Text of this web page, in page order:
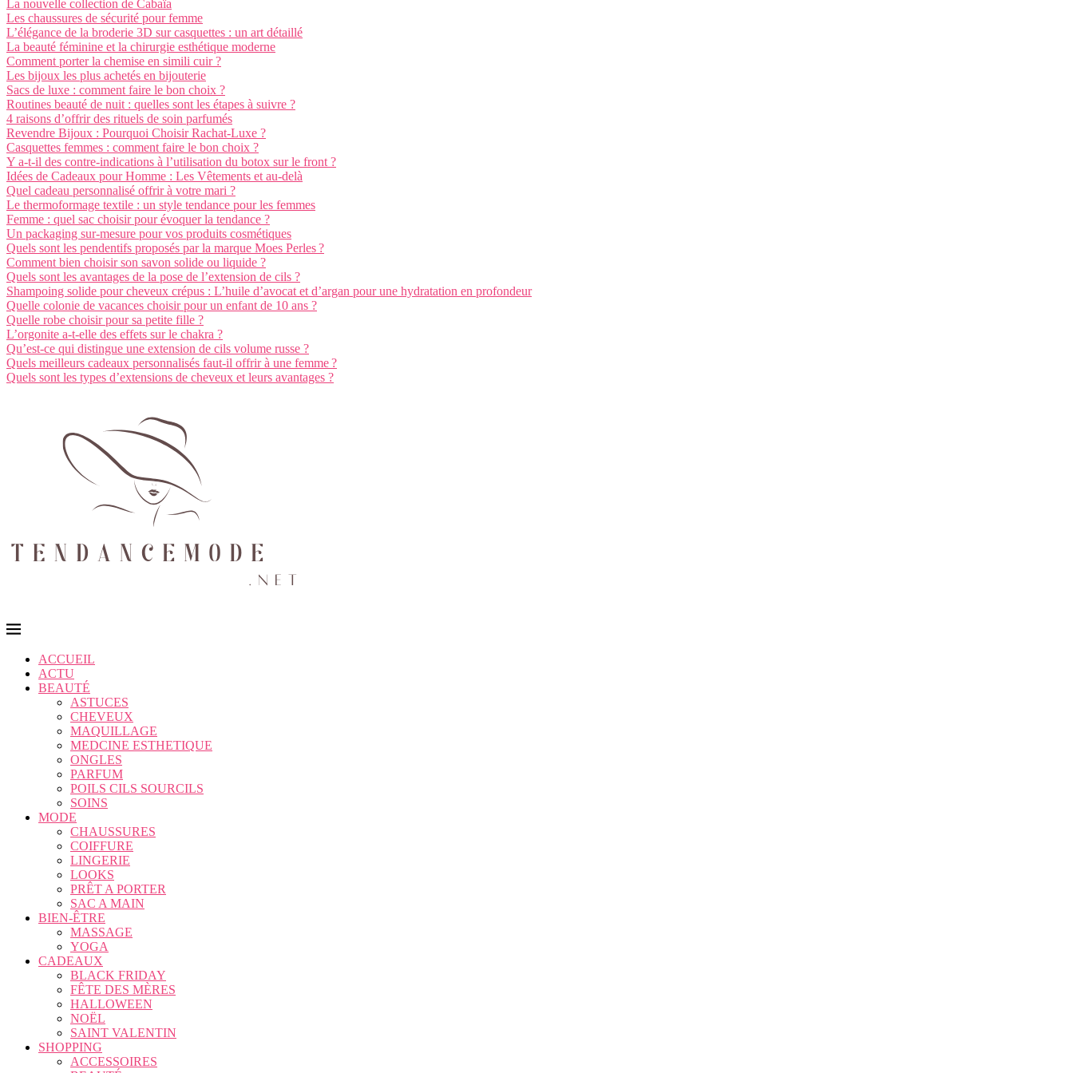
La nouvelle collection de Cabaïa
Les chaussures de sécurité pour femme
L’élégance de la broderie 3D sur casquettes : un art détaillé
La beauté féminine et la chirurgie esthétique moderne
Comment porter la chemise en simili cuir ?
Les bijoux les plus achetés en bijouterie
Sacs de luxe : comment faire le bon choix ?
Routines beauté de nuit : quelles sont les étapes à suivre ?
4 raisons d’offrir des rituels de soin parfumés
Revendre Bijoux : Pourquoi Choisir Rachat-Luxe ?
Casquettes femmes : comment faire le bon choix ?
Y a-t-il des contre-indications à l’utilisation du botox sur le front ?
Idées de Cadeaux pour Homme : Les Vêtements et au-delà
Quel cadeau personnalisé offrir à votre mari ?
Le thermoformage textile : un style tendance pour les femmes
Femme : quel sac choisir pour évoquer la tendance ?
Un packaging sur-mesure pour vos produits cosmétiques
Quels sont les pendentifs proposés par la marque Moes Perles ?
Comment bien choisir son savon solide ou liquide ?
Quels sont les avantages de la pose de l’extension de cils ?
Shampoing solide pour cheveux crépus : L’huile d’avocat et d’argan pour une hydratation en profondeur
Quelle colonie de vacances choisir pour un enfant de 10 ans ?
Quelle robe choisir pour sa petite fille ?
L’orgonite a-t-elle des effets sur le chakra ?
Qu’est-ce qui distingue une extension de cils volume russe ?
Quels meilleurs cadeaux personnalisés faut-il offrir à une femme ?
Quels sont les types d’extensions de cheveux et leurs avantages ?
ACCUEIL
ACTU
BEAUTÉ
ASTUCES
CHEVEUX
MAQUILLAGE
MEDCINE ESTHETIQUE
ONGLES
PARFUM
POILS CILS SOURCILS
SOINS
MODE
CHAUSSURES
COIFFURE
LINGERIE
LOOKS
PRÊT A PORTER
SAC A MAIN
BIEN-ÊTRE
MASSAGE
YOGA
CADEAUX
BLACK FRIDAY
FÊTE DES MÈRES
HALLOWEEN
NOËL
SAINT VALENTIN
SHOPPING
ACCESSOIRES